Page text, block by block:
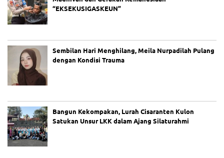
“EKSEKUSIGASKEUN”
Sembilan Hari Menghilang, Meila Nurpadilah Pulang
dengan Kondisi Trauma
Bangun Kekompakan, Lurah Cisaranten Kulon
Satukan Unsur LKK dalam Ajang Silaturahmi